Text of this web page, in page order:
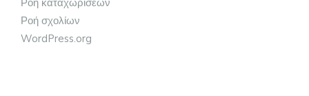
Ροή καταχωρίσεων
Ροή σχολίων
WordPress.org